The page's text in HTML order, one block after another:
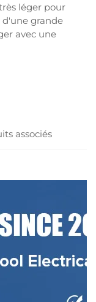
léger pour
d'une grande
avec une
associés